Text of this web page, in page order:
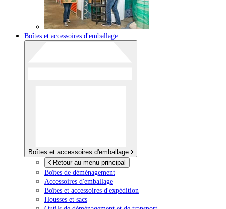
Boîtes et accessoires d'emballage
Boîtes et accessoires d'emballage
Retour au menu principal
Boîtes de déménagement
Accessoires d'emballage
Boîtes et accessoires d'expédition
Housses et sacs